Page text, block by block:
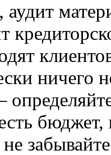
аудит
ничего